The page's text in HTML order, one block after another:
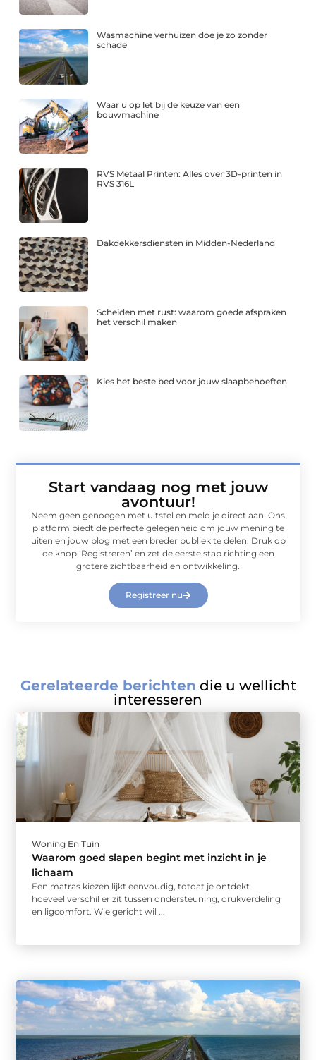
Wasmachine verhuizen doe je zo zonder
schade
Waar u op let bij de keuze van een
bouwmachine
RVS Metaal Printen: Alles over 3D-printen in
RVS 316L
Dakdekkersdiensten in Midden-Nederland
Scheiden met rust: waarom goede afspraken
het verschil maken
Kies het beste bed voor jouw slaapbehoeften
Start vandaag nog met jouw
avontuur!
Neem geen genoegen met uitstel en meld je direct aan. Ons
platform biedt de perfecte gelegenheid om jouw mening te
uiten en jouw blog met een breder publiek te delen. Druk op
de knop ‘Registreren’ en zet de eerste stap richting een
grotere zichtbaarheid en ontwikkeling.
Registreer nu
Gerelateerde berichten die u wellicht
interesseren
Woning En Tuin
Waarom goed slapen begint met inzicht in je
lichaam
Een matras kiezen lijkt eenvoudig, totdat je ontdekt
hoeveel verschil er zit tussen ondersteuning, drukverdeling
en ligcomfort. Wie gericht wil ...